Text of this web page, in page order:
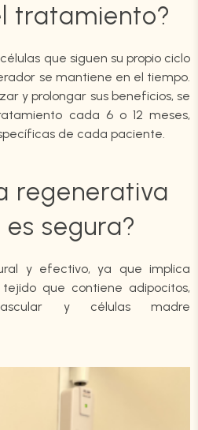
tratamiento?
que siguen su propio ciclo
se mantiene en el tiempo.
y prolongar sus beneficios, se
cada 6 o 12 meses,
de cada paciente.
regenerativa
segura?
y efectivo, ya que implica
que contiene adipocitos,
y células madre